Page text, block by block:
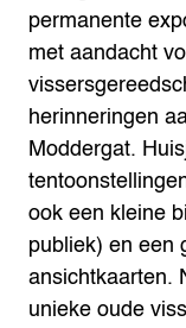
permanente
met aandacht
herinneringen
Moddergat.
ook een kleine
publiek) en een
ansichtkaarten.
unieke oude